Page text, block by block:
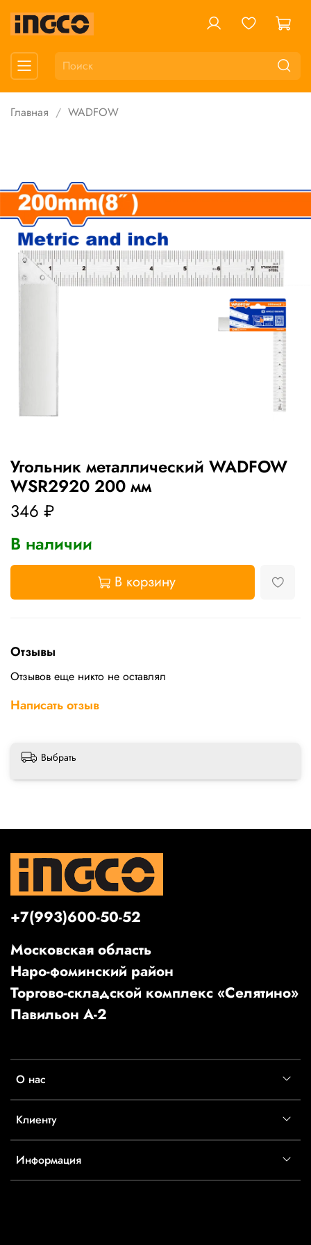
Главная WADFOW
Угольник металлический WADFOW
WSR2920 200 мм
346 ₽
В наличии
В корзину
Отзывы
Отзывов еще никто не оставлял
Написать отзыв
Выбрать
О нас
Клиенту
Информация
+7(993)600-50-52
Московская область
Наро-фоминский район
Торгово-складской комплекс «Селятино»
Павильон А-2